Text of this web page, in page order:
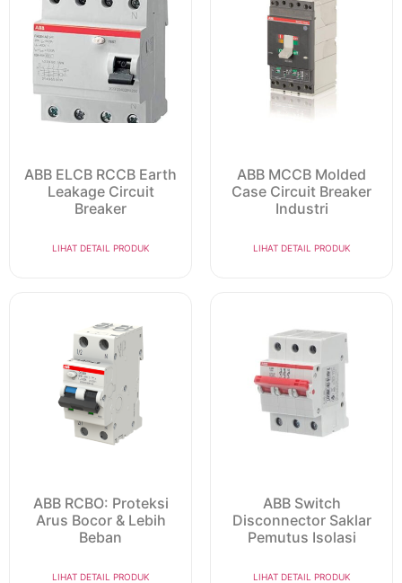
ABB ELCB RCCB Earth
Leakage Circuit
Breaker
LIHAT DETAIL PRODUK
ABB MCCB Molded
Case Circuit Breaker
Industri
LIHAT DETAIL PRODUK
ABB RCBO: Proteksi
Arus Bocor & Lebih
Beban
LIHAT DETAIL PRODUK
ABB Switch
Disconnector Saklar
Pemutus Isolasi
LIHAT DETAIL PRODUK